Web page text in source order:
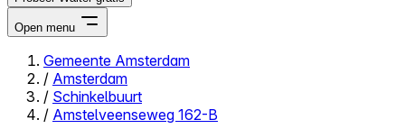
Open menu
Close menu
Gemeente Amsterdam
/ Amsterdam
/ Schinkelbuurt
/ Amstelveenseweg 162-B